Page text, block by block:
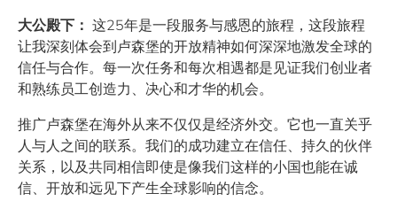
大公殿下： 这25年是一段服务与感恩的旅程，这段旅程
让我深刻体会到卢森堡的开放精神如何深深地激发全球的
信任与合作。每一次任务和每次相遇都是见证我们创业者
和熟练员工创造力、决心和才华的机会。
推广卢森堡在海外从来不仅仅是经济外交。它也一直关乎
人与人之间的联系。我们的成功建立在信任、持久的伙伴
关系，以及共同相信即使是像我们这样的小国也能在诚
信、开放和远见下产生全球影响的信念。